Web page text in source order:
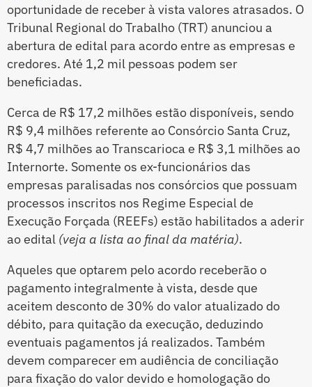
oportunidade de receber à vista valores atrasados. O
Tribunal Regional do Trabalho (TRT) anunciou a
abertura de edital para acordo entre as empresas e
credores. Até 1,2 mil pessoas podem ser
beneficiadas.
Cerca de R$ 17,2 milhões estão disponíveis, sendo
R$ 9,4 milhões referente ao Consórcio Santa Cruz,
R$ 4,7 milhões ao Transcarioca e R$ 3,1 milhões ao
Internorte. Somente os ex-funcionários das
empresas paralisadas nos consórcios que possuam
processos inscritos nos Regime Especial de
Execução Forçada (REEFs) estão habilitados a aderir
ao edital (veja a lista ao final da matéria).
Aqueles que optarem pelo acordo receberão o
pagamento integralmente à vista, desde que
aceitem desconto de 30% do valor atualizado do
débito, para quitação da execução, deduzindo
eventuais pagamentos já realizados. Também
devem comparecer em audiência de conciliação
para fixação do valor devido e homologação do